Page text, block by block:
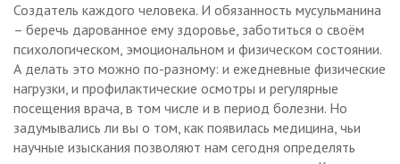
Создатель каждого человека. И обязанность мусульманина
– беречь дарованное ему здоровье, заботиться о своём
психологическом, эмоциональном и физическом состоянии.
А делать это можно по-разному: и ежедневные физические
нагрузки, и профилактические осмотры и регулярные
посещения врача, в том числе и в период болезни. Но
задумывались ли вы о том, как появилась медицина, чьи
научные изыскания позволяют нам сегодня определять